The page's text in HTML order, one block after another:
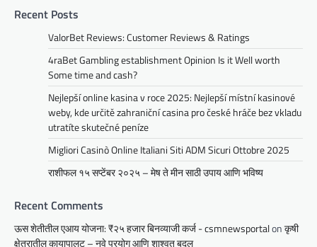
Recent Posts
ValorBet Reviews: Customer Reviews & Ratings
4raBet Gambling establishment Opinion Is it Well worth
Some time and cash?
Nejlepší online kasina v roce 2025: Nejlepší místní kasinové
weby, kde určitě zahraniční casina pro české hráče bez vkladu
utratíte skutečné peníze
Migliori Casinò Online Italiani Siti ADM Sicuri Ottobre 2025
राशीफल १५ सप्टेंबर २०२५ – मेष ते मीन साठी उपाय आणि भविष्य
Recent Comments
ऊस शेतीतील एआय योजना: ₹२५ हजार बिनव्याजी कर्ज - csmnewsportalonकृषी
क्षेत्रातील कायापालट – नवे प्रयोग आणि शाश्वत बदल